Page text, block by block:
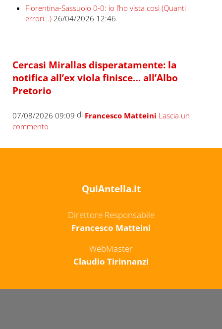
Fiorentina-Sassuolo 0-0: io l’ho vista così (Quanti
errori…) 26/04/2026 12:46
Cercasi Mirallas disperatamente: la
notifica all’ex viola finisce… all’Albo
Pretorio
07/08/2026 09:09 di Francesco Matteini Lascia un
commento
QuiAntella.it
Direttore Responsabile
Francesco Matteini
WebMaster
Claudio Tirinnanzi